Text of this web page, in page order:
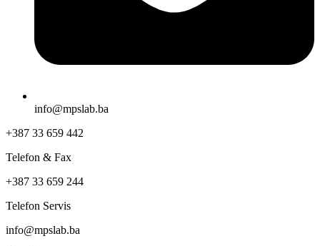
info@mpslab.ba
+387 33 659 442
Telefon & Fax
+387 33 659 244
Telefon Servis
info@mpslab.ba